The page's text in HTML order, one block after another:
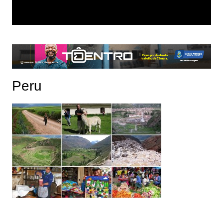
Peru